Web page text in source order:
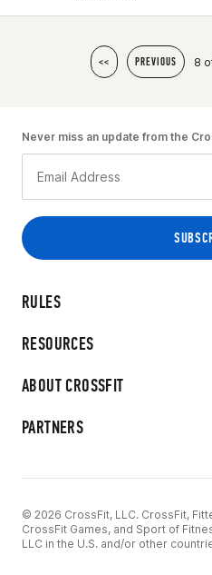
<< PREVIOUS 8
RULES
RESOURCES
ABOUT CROSSFIT
PARTNERS
Never miss an update from the
© 2026 CrossFit, LLC. CrossFit,
CrossFit Games, and Sport of
LLC in the U.S. and/or other